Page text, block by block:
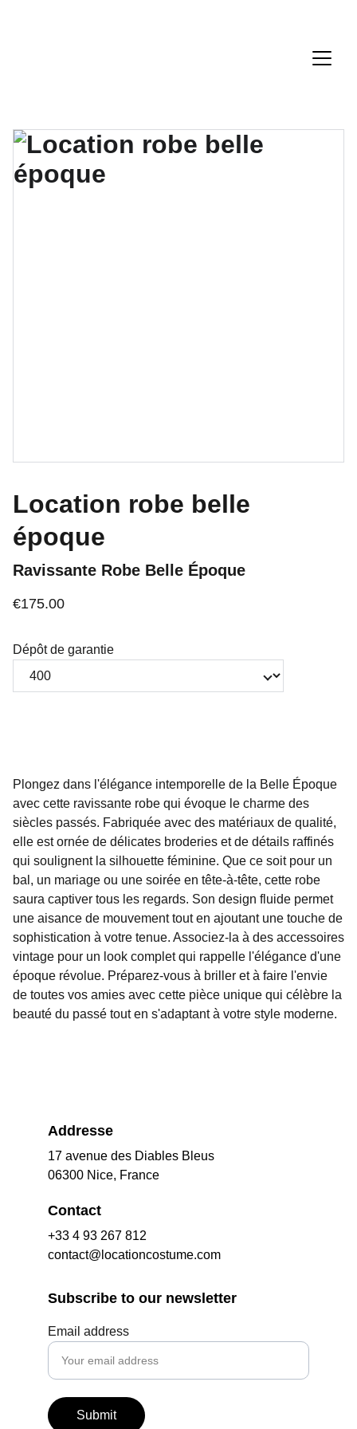
Location robe belle
époque
Ravissante Robe Belle Époque
€175.00
Dépôt de garantie
Plongez dans l'élégance intemporelle de la Belle Époque
avec cette ravissante robe qui évoque le charme des
siècles passés. Fabriquée avec des matériaux de qualité,
elle est ornée de délicates broderies et de détails raffinés
qui soulignent la silhouette féminine. Que ce soit pour un
bal, un mariage ou une soirée en tête-à-tête, cette robe
saura captiver tous les regards. Son design fluide permet
une aisance de mouvement tout en ajoutant une touche de
sophistication à votre tenue. Associez-la à des accessoires
vintage pour un look complet qui rappelle l'élégance d'une
époque révolue. Préparez-vous à briller et à faire l'envie
de toutes vos amies avec cette pièce unique qui célèbre la
beauté du passé tout en s'adaptant à votre style moderne.
Addresse
17 avenue des Diables Bleus
06300 Nice, France
Contact
+33 4 93 267 812
contact@locationcostume.com
Subscribe to our newsletter
Email address
Submit